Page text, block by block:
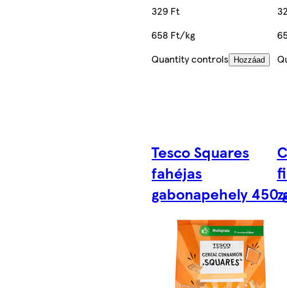
329 Ft
658 Ft/kg
Quantity controls
Hozzáad
Tesco Squares
fahéjas
gabonapehely 450